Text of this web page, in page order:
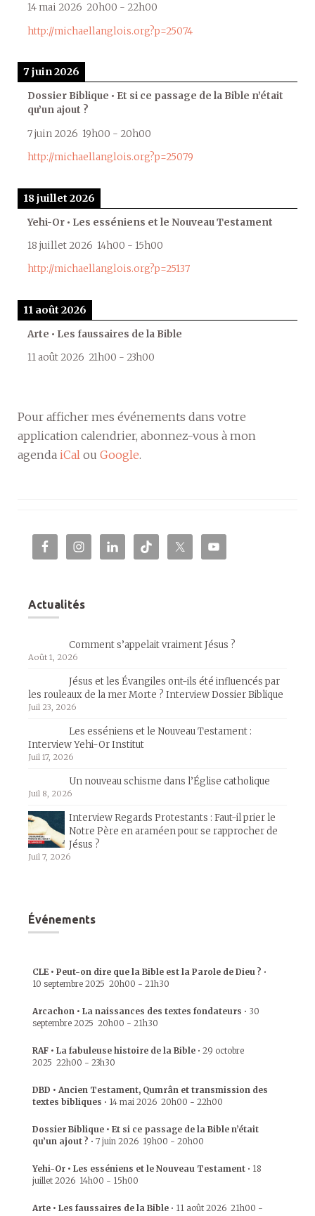
14 mai 2026 20h00 - 22h00
http://michaellanglois.org?p=25074
7 juin 2026
Dossier Biblique • Et si ce passage de la Bible n’était
qu’un ajout ?
7 juin 2026 19h00 - 20h00
http://michaellanglois.org?p=25079
18 juillet 2026
Yehi-Or • Les esséniens et le Nouveau Testament
18 juillet 2026 14h00 - 15h00
http://michaellanglois.org?p=25137
11 août 2026
Arte • Les faussaires de la Bible
11 août 2026 21h00 - 23h00
Pour afficher mes événements dans votre
application calendrier, abonnez-vous à mon
agenda iCal ou Google.
Actualités
Comment s’appelait vraiment Jésus ?
Août 1, 2026
Jésus et les Évangiles ont-ils été influencés par
les rouleaux de la mer Morte ? Interview Dossier Biblique
Juil 23, 2026
Les esséniens et le Nouveau Testament :
Interview Yehi-Or Institut
Juil 17, 2026
Un nouveau schisme dans l’Église catholique
Juil 8, 2026
Interview Regards Protestants : Faut-il prier le
Notre Père en araméen pour se rapprocher de
Jésus ?
Juil 7, 2026
Événements
CLE • Peut-on dire que la Bible est la Parole de Dieu ? •
10 septembre 2025 20h00 - 21h30
Arcachon • La naissances des textes fondateurs • 30
septembre 2025 20h00 - 21h30
RAF • La fabuleuse histoire de la Bible • 29 octobre
2025 22h00 - 23h30
DBD • Ancien Testament, Qumrân et transmission des
textes bibliques • 14 mai 2026 20h00 - 22h00
Dossier Biblique • Et si ce passage de la Bible n’était
qu’un ajout ? • 7 juin 2026 19h00 - 20h00
Yehi-Or • Les esséniens et le Nouveau Testament • 18
juillet 2026 14h00 - 15h00
Arte • Les faussaires de la Bible • 11 août 2026 21h00 -